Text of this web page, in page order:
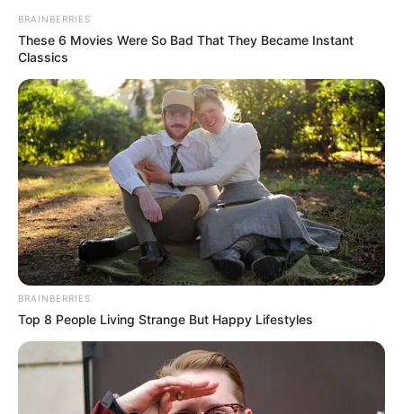
BRAINBERRIES
These 6 Movies Were So Bad That They Became Instant
Classics
BRAINBERRIES
Top 8 People Living Strange But Happy Lifestyles